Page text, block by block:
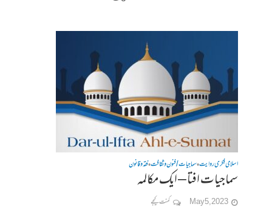
اسلامی فکری روایت•سماجیات / فنون وثقافت•فقہ وقانون
سماجیات افتا – ایک مکالمہ
May 5, 2023 کمنت کیجے